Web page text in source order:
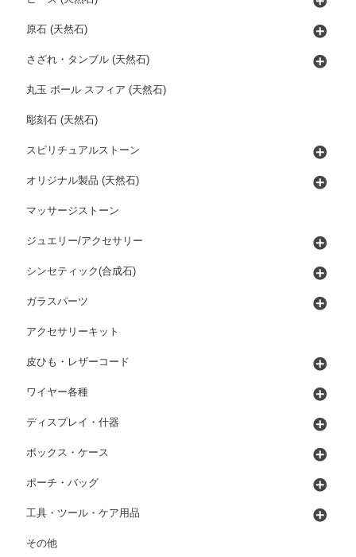
原石 (天然石)
さざれ・タンブル (天然石)
丸玉 ボール スフィア (天然石)
彫刻石 (天然石)
スピリチュアルストーン
オリジナル製品 (天然石)
マッサージストーン
ジュエリー/アクセサリー
シンセティック(合成石)
ガラスパーツ
アクセサリーキット
皮ひも・レザーコード
ワイヤー各種
ディスプレイ・什器
ボックス・ケース
ポーチ・バッグ
工具・ツール・ケア用品
その他